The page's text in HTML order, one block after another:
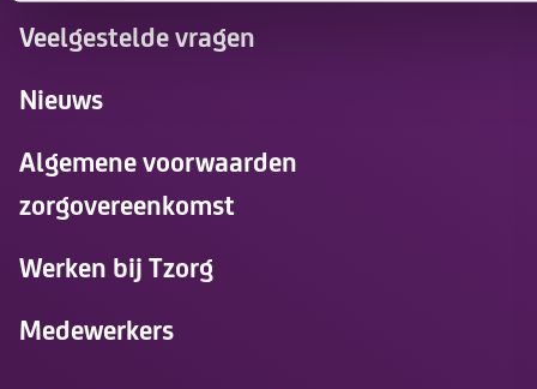
Veelgestelde vragen
Nieuws
Algemene voorwaarden
zorgovereenkomst
Werken bij Tzorg
Medewerkers